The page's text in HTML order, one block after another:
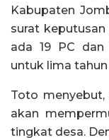
Kabupaten
surat
ada 19 PC
untuk lima
Toto
akan
tingkat desa.